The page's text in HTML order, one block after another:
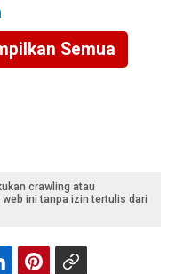
Semua
crawling atau
ini tanpa izin tertulis dari